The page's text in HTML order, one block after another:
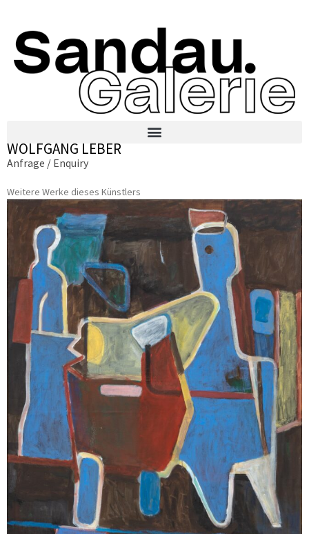
WOLFGANG LEBER
Anfrage / Enquiry
Weitere Werke dieses Künstlers